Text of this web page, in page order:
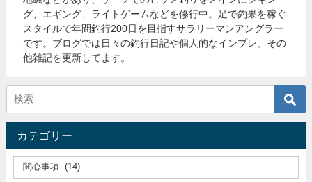
グ、エギング、ライトゲームなどを修行中。足で釣果を稼ぐ
スタイルで年間釣行200日を目指すサラリーマンアングラー
です。ブログでは日々の釣行日記や個人的なインプレ、その
他雑記を更新してます。
カテゴリー